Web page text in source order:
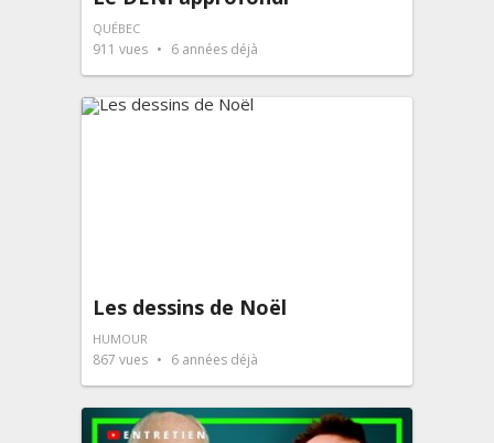
QUÉBEC
911 vues 6 années déjà
Les dessins de Noël
HUMOUR
867 vues 6 années déjà